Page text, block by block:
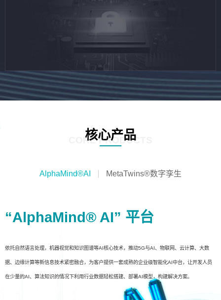
核心产品
CORE PRODUCTS
AlphaMind®AI MetaTwins®数字孪生
“AlphaMind® AI” 平台
依托自然语言处理，机器视觉和知识图谱等AI核心技术，推动5G与AI、物联网、云计算、大数
据、边缘计算等新信息技术紧密融合，为客户提供一套成熟的企业级智能化AI中台，让开发人员
在少量的AI、算法知识的情况下利用行业数据轻松搭建、部署AI模型，构建解决方案。